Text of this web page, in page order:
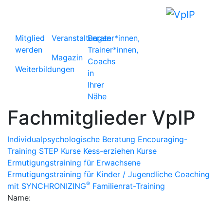
Mitglied
werden
Weiterbildungen
Veranstaltungen
Magazin
Berater*innen,
Trainer*innen,
Coachs
in
Ihrer
Nähe
Fachmitglieder VpIP
Individualpsychologische Beratung Encouraging-
Training STEP Kurse Kess-erziehen Kurse
Ermutigungstraining für Erwachsene
Ermutigungstraining für Kinder / Jugendliche Coaching
mit SYNCHRONIZING® Familienrat-Training
Name: